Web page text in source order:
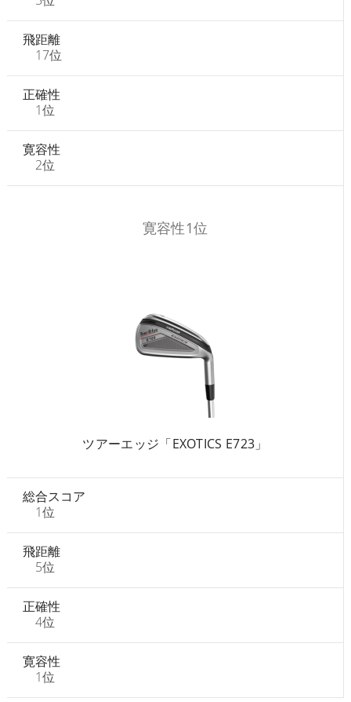
飛距離
17位
正確性
1位
寛容性
2位
寛容性1位
ツアーエッジ「EXOTICS E723」
総合スコア
1位
飛距離
5位
正確性
4位
寛容性
1位